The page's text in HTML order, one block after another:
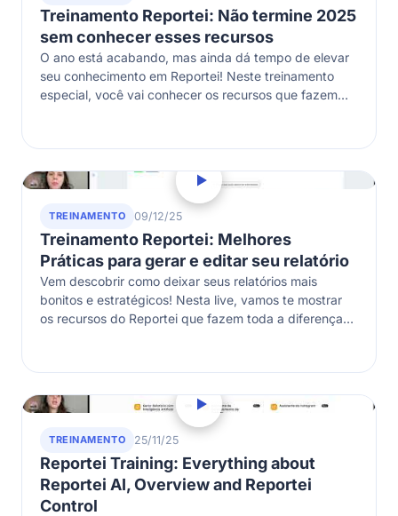
Treinamento Reportei: Não termine 2025
sem conhecer esses recursos
O ano está acabando, mas ainda dá tempo de elevar
seu conhecimento em Reportei! Neste treinamento
especial, você vai conhecer os recursos que fazem
TREINAMENTO 09/12/25
Treinamento Reportei: Melhores
Práticas para gerar e editar seu relatório
Vem descobrir como deixar seus relatórios mais
bonitos e estratégicos! Nesta live, vamos te mostrar
os recursos do Reportei que fazem toda a diferença
TREINAMENTO 25/11/25
Reportei Training: Everything about
Reportei AI, Overview and Reportei
Control